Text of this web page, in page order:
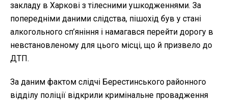
закладу в Харкові з тілесними ушкодженнями. За
попередніми даними слідства, пішохід був у стані
алкогольного сп’яніння і намагався перейти дорогу в
невстановленому для цього місці, що й призвело до
ДТП.
За даним фактом слідчі Берестинського районного
відділу поліції відкрили кримінальне провадження